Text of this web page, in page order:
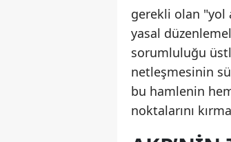
gerekli olan "yol
yasal
sorumluluğu
netleşmesinin
bu hamlenin
noktalarını